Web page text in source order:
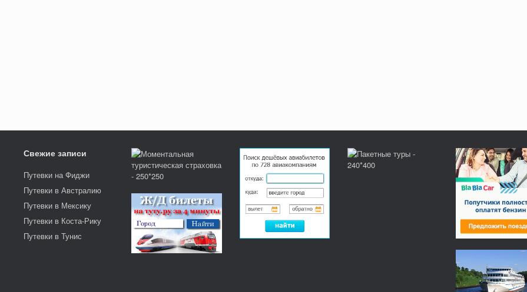
Свежие записи
Путевки на Фиджи
Путевки в Австралию
Путевки в Мексику
Путевки в Коста-Рику
Путевки в Тунис